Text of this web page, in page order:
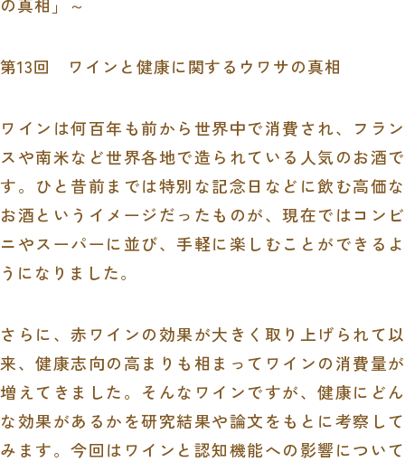
の真相」～
第13回 ワインと健康に関するウワサの真相
ワインは何百年も前から世界中で消費され、フラン
スや南米など世界各地で造られている人気のお酒で
す。ひと昔前までは特別な記念日などに飲む高価な
お酒というイメージだったものが、現在ではコンビ
ニやスーパーに並び、手軽に楽しむことができるよ
うになりました。
さらに、赤ワインの効果が大きく取り上げられて以
来、健康志向の高まりも相まってワインの消費量が
増えてきました。そんなワインですが、健康にどん
な効果があるかを研究結果や論文をもとに考察して
みます。今回はワインと認知機能への影響について